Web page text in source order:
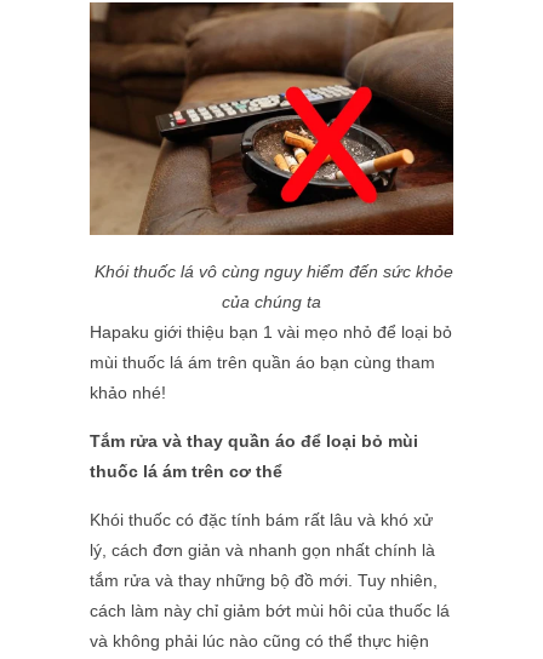
Khói thuốc lá vô cùng nguy hiểm đến sức khỏe
của chúng ta
Hapaku giới thiệu bạn 1 vài mẹo nhỏ để loại bỏ
mùi thuốc lá ám trên quần áo bạn cùng tham
khảo nhé!
Tắm rửa và thay quần áo để loại bỏ mùi
thuốc lá ám trên cơ thể
Khói thuốc có đặc tính bám rất lâu và khó xử
lý, cách đơn giản và nhanh gọn nhất chính là
tắm rửa và thay những bộ đồ mới. Tuy nhiên,
cách làm này chỉ giảm bớt mùi hôi của thuốc lá
và không phải lúc nào cũng có thể thực hiện